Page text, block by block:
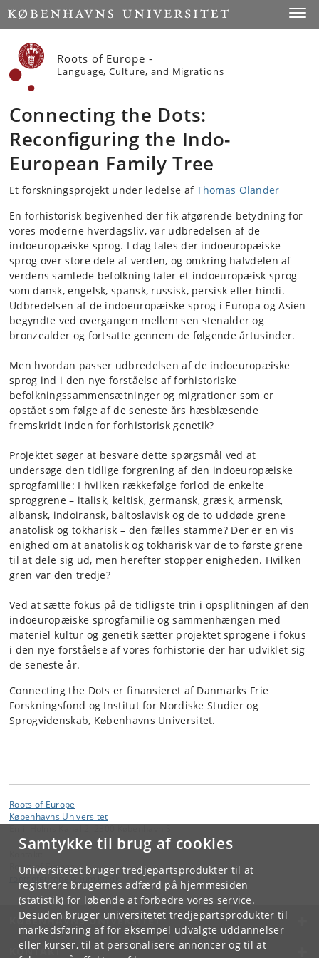
Samtykke til brug af cookies
Universitetet bruger tredjepartsprodukter til at
registrere brugernes adfærd på hjemmesiden
(statistik) for løbende at forbedre vores service.
Desuden bruger universitetet tredjepartsprodukter til
markedsføring af for eksempel udvalgte uddannelser
eller kurser, til at personalisere annoncer og til at
Start
Roots of Europe -
Language, Culture, and Migrations
Connecting the Dots:
Reconfiguring the Indo-
European Family Tree
Et forskningsprojekt under ledelse afThomas Olander
En forhistorisk begivenhed der fik afgørende betydning for
vores moderne hverdagsliv, var udbredelsen af de
indoeuropæiske sprog. I dag tales der indoeuropæiske
sprog over store dele af verden, og omkring halvdelen af
verdens samlede befolkning taler et indoeuropæisk sprog
som dansk, engelsk, spansk, russisk, persisk eller hindi.
Udbredelsen af de indoeuropæiske sprog i Europa og Asien
begyndte ved overgangen mellem sen stenalder og
bronzealder og fortsatte gennem de følgende årtusinder.
Men hvordan passer udbredelsen af de indoeuropæiske
sprog ind i den nye forståelse af forhistoriske
befolkningssammensætninger og migrationer som er
opstået som følge af de seneste års hæsblæsende
fremskridt inden for forhistorisk genetik?
Projektet søger at besvare dette spørgsmål ved at
undersøge den tidlige forgrening af den indoeuropæiske
sprogfamilie: I hvilken rækkefølge forlod de enkelte
sproggrene – italisk, keltisk, germansk, græsk, armensk,
albansk, indoiransk, baltoslavisk og de to uddøde grene
anatolisk og tokharisk – den fælles stamme? Der er en vis
enighed om at anatolisk og tokharisk var de to første grene
til at dele sig ud, men herefter stopper enigheden. Hvilken
gren var den tredje?
Ved at sætte fokus på de tidligste trin i opsplitningen af den
indoeuropæiske sprogfamilie og sammenhængen med
materiel kultur og genetik sætter projektet sprogene i fokus
i den nye forståelse af vores forhistorie der har udviklet sig
de seneste år.
Connecting the Dots er finansieret af Danmarks Frie
Forskningsfond og Institut for Nordiske Studier og
Sprogvidenskab, Københavns Universitet.
Roots of Europe
Københavns Universitet
Roots of Europe
ku.
KØBENHAVNS UNIVERSITET
KONTAKT